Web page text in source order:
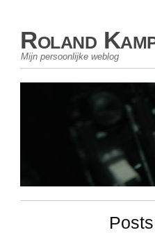
Roland
Mijn persoonlijke weblog